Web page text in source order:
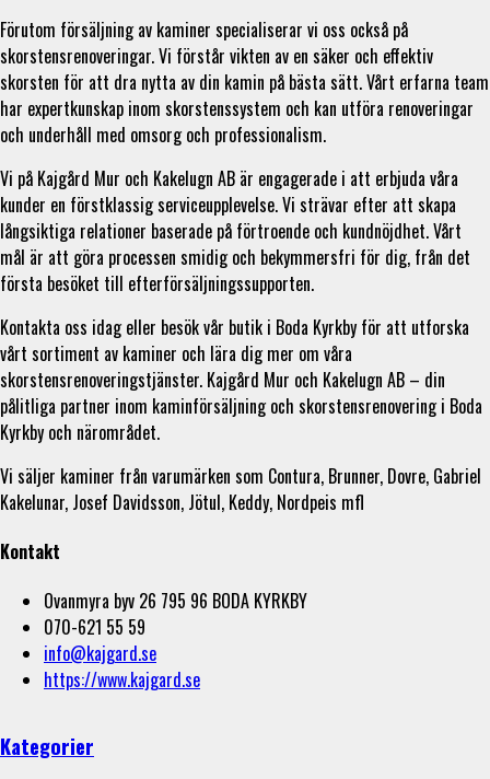
Förutom försäljning av kaminer specialiserar vi oss också på
skorstensrenoveringar. Vi förstår vikten av en säker och effektiv
skorsten för att dra nytta av din kamin på bästa sätt. Vårt erfarna team
har expertkunskap inom skorstenssystem och kan utföra renoveringar
och underhåll med omsorg och professionalism.
Vi på Kajgård Mur och Kakelugn AB är engagerade i att erbjuda våra
kunder en förstklassig serviceupplevelse. Vi strävar efter att skapa
långsiktiga relationer baserade på förtroende och kundnöjdhet. Vårt
mål är att göra processen smidig och bekymmersfri för dig, från det
första besöket till efterförsäljningssupporten.
Kontakta oss idag eller besök vår butik i Boda Kyrkby för att utforska
vårt sortiment av kaminer och lära dig mer om våra
skorstensrenoveringstjänster. Kajgård Mur och Kakelugn AB – din
pålitliga partner inom kaminförsäljning och skorstensrenovering i Boda
Kyrkby och närområdet.
Vi säljer kaminer från varumärken som Contura, Brunner, Dovre, Gabriel
Kakelunar, Josef Davidsson, Jötul, Keddy, Nordpeis mfl
Kontakt
Ovanmyra byv 26 795 96 BODA KYRKBY
070-621 55 59
info@kajgard.se
https://www.kajgard.se
Kategorier